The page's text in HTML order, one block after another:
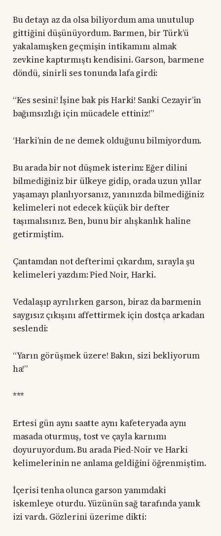
Bu detayı az da olsa biliyordum ama unutulup
gittiğini düşünüyordum. Barmen, bir Türk’ü
yakalamışken geçmişin intikamını almak
zevkine kaptırmıştı kendisini. Garson, barmene
döndü, sinirli ses tonunda lafa girdi:
“Kes sesini! İşine bak pis Harki! Sanki Cezayir’in
bağımsızlığı için mücadele ettiniz!”
‘Harki’nin de ne demek olduğunu bilmiyordum.
Bu arada bir not düşmek isterim: Eğer dilini
bilmediğiniz bir ülkeye gidip, orada uzun yıllar
yaşamayı planlıyorsanız, yanınızda bilmediğiniz
kelimeleri not edecek küçük bir defter
taşımalısınız. Ben, bunu bir alışkanlık haline
getirmiştim.
Çantamdan not defterimi çıkardım, sırayla şu
kelimeleri yazdım: Pied Noir, Harki.
Vedalaşıp ayrılırken garson, biraz da barmenin
saygısız çıkışını affettirmek için dostça arkadan
seslendi:
“Yarın görüşmek üzere! Bakın, sizi bekliyorum
ha!”
***
Ertesi gün aynı saatte aynı kafeteryada aynı
masada oturmuş, tost ve çayla karnımı
doyuruyordum. Bu arada Pied-Noir ve Harki
kelimelerinin ne anlama geldiğini öğrenmiştim.
İçerisi tenha olunca garson yanımdaki
iskemleye oturdu. Yüzünün sağ tarafında yanık
izi vardı. Gözlerini üzerime dikti: